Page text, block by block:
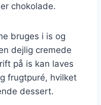
chokolade.
bruges i is og
dejlig cremede
på is kan laves
frugtpuré, hvilket
dessert.